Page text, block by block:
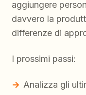
aggiungere
davvero la
differenze di
I prossimi passi:
Analizza gli